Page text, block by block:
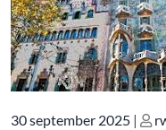
Geplaatst
30 september 2025 |